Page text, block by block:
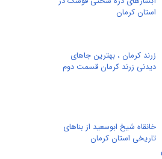
استان کرمان
زرند کرمان ، بهترین جاهای
دیدنی زرند کرمان قسمت دوم
خانقاه شیخ ابوسعید از بناهای
تاریخی استان کرمان